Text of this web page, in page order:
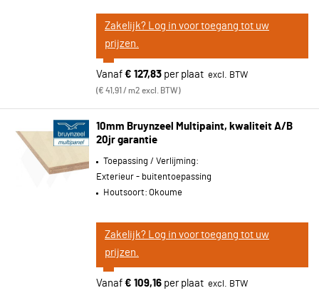
Zakelijk? Log in voor toegang tot uw
prijzen.
Vanaf € 127,83 per plaat
€ 41,91 / m2 excl. BTW
10mm Bruynzeel Multipaint, kwaliteit A/B
20jr garantie
Toepassing / Verlijming:
Exterieur - buitentoepassing
Houtsoort: Okoume
Zakelijk? Log in voor toegang tot uw
prijzen.
Vanaf € 109,16 per plaat